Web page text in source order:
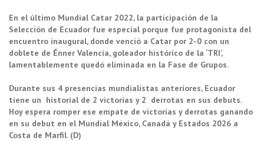
En el último Mundial Catar 2022, la participación de la
Selección de Ecuador fue especial porque fue protagonista del
encuentro inaugural, donde venció a Catar por 2-0 con un
doblete de Énner Valencia, goleador histórico de la ‘TRI’,
lamentablemente quedó eliminada en la Fase de Grupos.
Durante sus 4 presencias mundialistas anteriores, Ecuador
tiene un historial de 2 victorias y 2 derrotas en sus debuts.
Hoy espera romper ese empate de victorias y derrotas ganando
en su debut en el Mundial México, Canadá y Estados 2026 a
Costa de Marfil. (D)